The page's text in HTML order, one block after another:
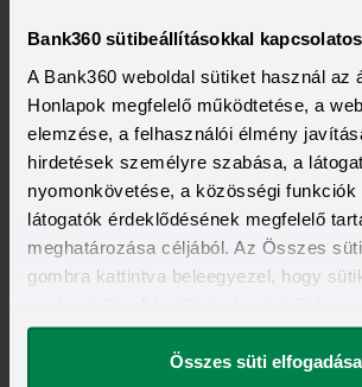
Bank360 sütibeállításokkal
A Bank360 weboldal sütiket használ az
Honlapok megfelelő működtetése, a
elemzése, a felhasználói élmény
hirdetések személyre szabása, a
nyomonkövetése, a közösségi
látogatók érdeklődésének megfelelő
meghatározása céljából. Az Összes
gombra kattintva beleegyezel, hogy
megváltoztathatod.
Összes süti elfogadása
Minősített
HITELÖSSZEG
500 000 - 7 000 000
THM
15,70 - 15,70%
KEDVEZMÉNY FELTÉTELEI
Minimum életkor:
Minimum jövedelem:
Visszahívást szeretnék